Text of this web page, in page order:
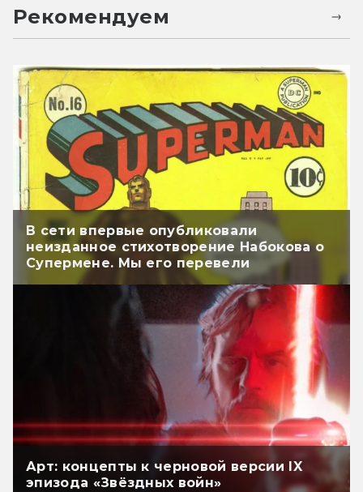
Рекомендуем
В сети впервые опубликовали
неизданное стихотворение Набокова о
Супермене. Мы его перевели
Арт: концепты к черновой версии IX
эпизода «Звёздных войн»